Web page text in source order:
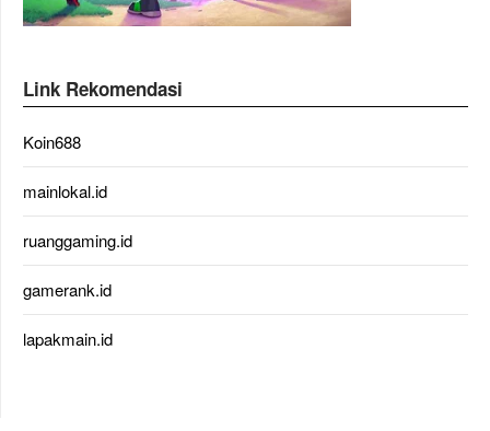
Link Rekomendasi
Koin688
mainlokal.id
ruanggaming.id
gamerank.id
lapakmain.id